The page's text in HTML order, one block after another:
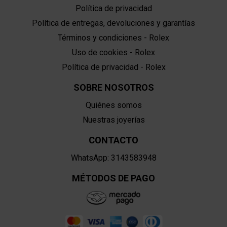
Política de privacidad
Política de entregas, devoluciones y garantías
Términos y condiciones - Rolex
Uso de cookies - Rolex
Política de privacidad - Rolex
SOBRE NOSOTROS
Quiénes somos
Nuestras joyerías
CONTACTO
WhatsApp: 3143583948
MÉTODOS DE PAGO